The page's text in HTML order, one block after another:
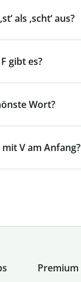
als ‚scht‘ aus?
gibt es?
Wort?
V am Anfang?
Premium